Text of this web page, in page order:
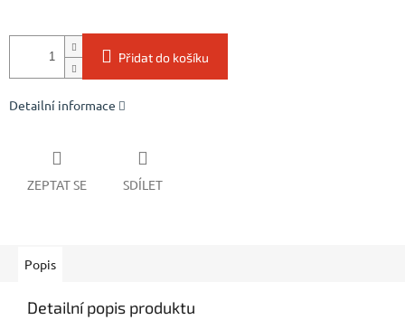
Přidat do košíku
Detailní informace
ZEPTAT SE SDÍLET
Popis
Detailní popis produktu